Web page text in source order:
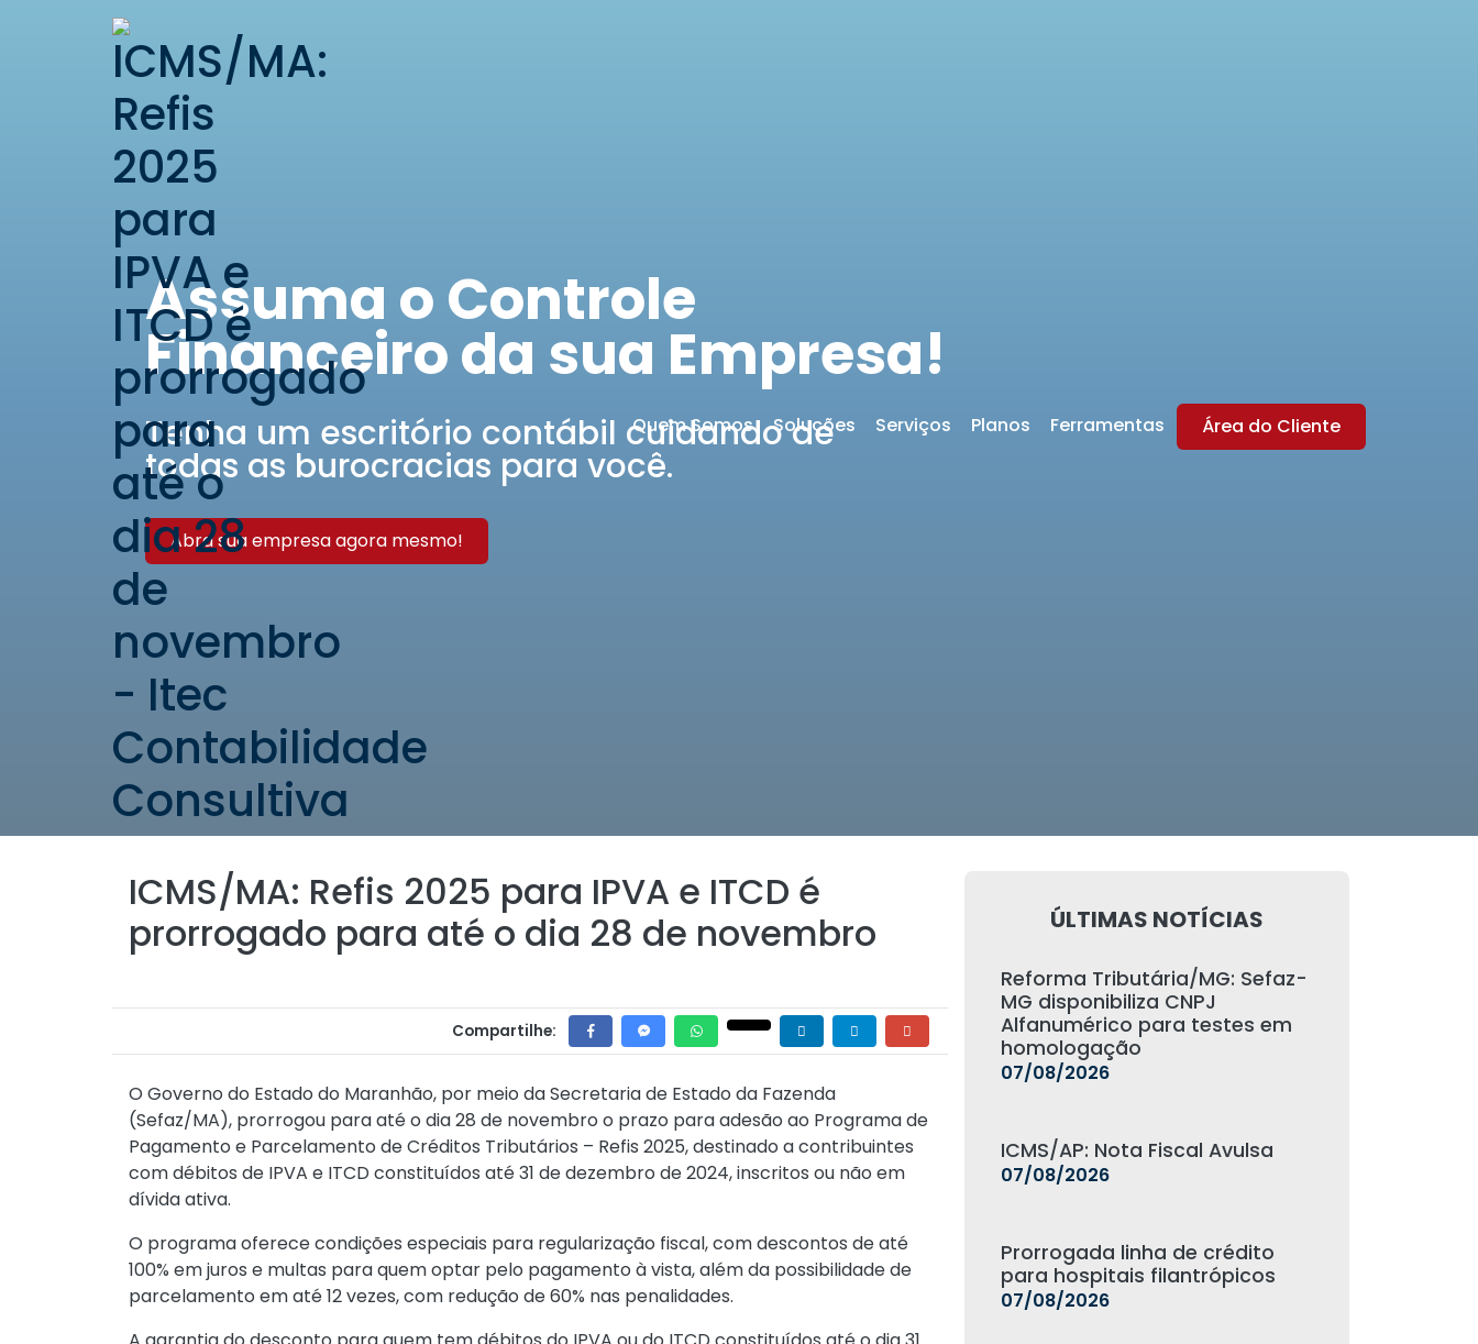
Quem Somos Soluções Serviços Planos Ferramentas Área do Cliente
Assuma o Controle
Financeiro da sua Empresa!
Tenha um escritório contábil cuidando de
todas as burocracias para você.
Abra sua empresa agora mesmo!
ICMS/MA: Refis 2025 para IPVA e ITCD é
prorrogado para até o dia 28 de novembro
Compartilhe:
O Governo do Estado do Maranhão, por meio da Secretaria de Estado da Fazenda
(Sefaz/MA), prorrogou para até o dia 28 de novembro o prazo para adesão ao Programa de
Pagamento e Parcelamento de Créditos Tributários – Refis 2025, destinado a contribuintes
com débitos de IPVA e ITCD constituídos até 31 de dezembro de 2024, inscritos ou não em
dívida ativa.
O programa oferece condições especiais para regularização fiscal, com descontos de até
100% em juros e multas para quem optar pelo pagamento à vista, além da possibilidade de
parcelamento em até 12 vezes, com redução de 60% nas penalidades.
ÚLTIMAS NOTÍCIAS
Reforma Tributária/MG: Sefaz-
MG disponibiliza CNPJ
Alfanumérico para testes em
homologação
07/08/2026
ICMS/AP: Nota Fiscal Avulsa
07/08/2026
Prorrogada linha de crédito
para hospitais filantrópicos
07/08/2026